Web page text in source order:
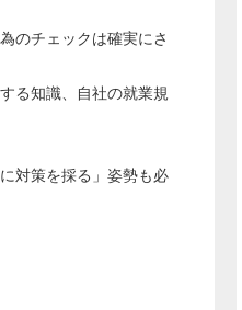
のチェックは確実にさ
る知識、自社の就業規
対策を採る」姿勢も必